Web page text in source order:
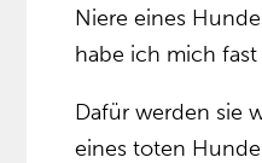
Niere eines
habe ich mich
Dafür werden sie
eines toten